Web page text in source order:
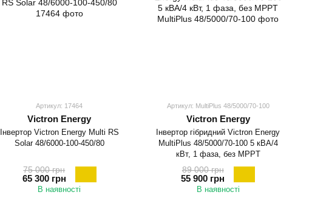
Артикул: 17464
Victron Energy
Інвертор Victron Energy Multi RS
Solar 48/6000-100-450/80
75 000 грн
65 300 грн
В наявності
Артикул: MultiPlus 48/5000/70-100
Victron Energy
Інвертор гібридний Victron Energy
MultiPlus 48/5000/70-100 5 кВА/4
кВт, 1 фаза, без MPPT
89 000 грн
55 900 грн
В наявності